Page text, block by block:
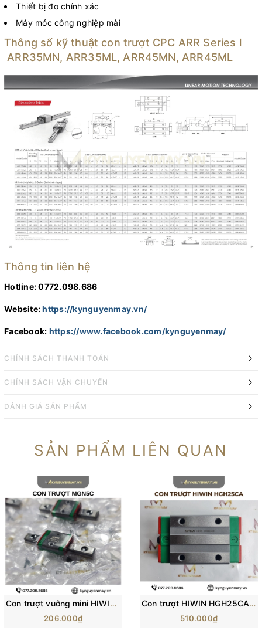
Thiết bị đo chính xác
Máy móc công nghiệp mài
Thông số kỹ thuật con trượt CPC ARR Series l
ARR35MN, ARR35ML, ARR45MN, ARR45ML
Thông tin liên hệ
Hotline: 0772.098.686
Website:https://kynguyenmay.vn/
Facebook: https://www.facebook.com/kynguyenmay/
CHÍNH SÁCH THANH TOÁN
CHÍNH SÁCH VẬN CHUYỂN
ĐÁNH GIÁ SẢN PHẨM
SẢN PHẨM LIÊN QUAN
Con trượt vuông mini HIWIN MGN-C | Block trượt MGN5C, MGN7C, MGN12C
206.000₫
Con trượt HIWIN HGH25CA/ H25C/ HG25 (84x48x40mm)
510.000₫